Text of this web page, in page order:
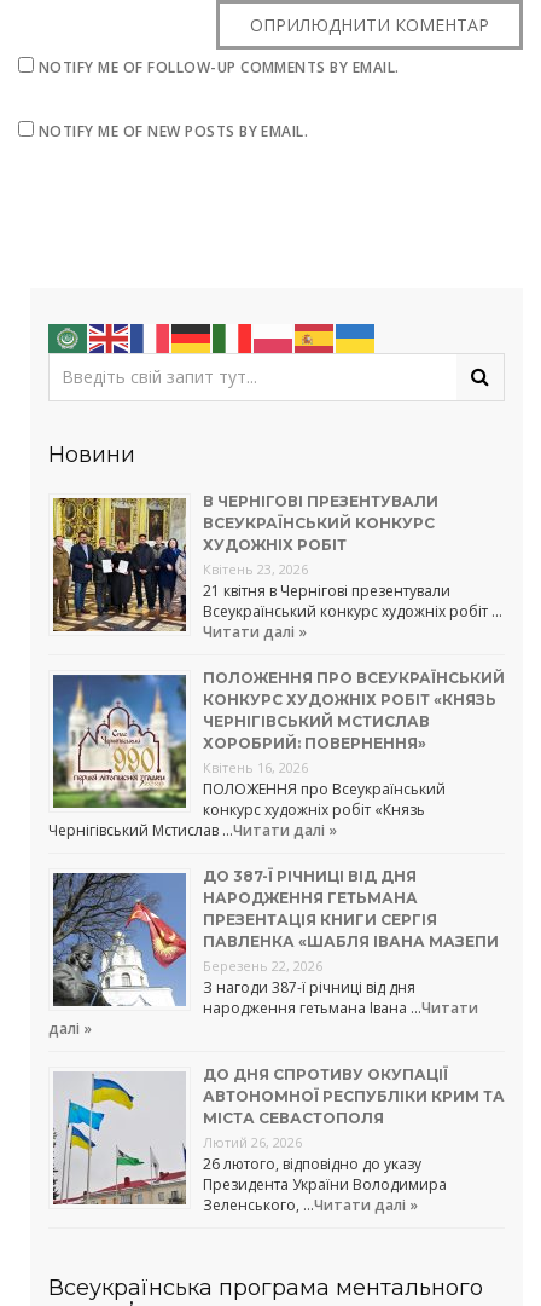
NOTIFY ME OF FOLLOW-UP COMMENTS BY EMAIL.
NOTIFY ME OF NEW POSTS BY EMAIL.
Новини
В ЧЕРНІГОВІ ПРЕЗЕНТУВАЛИ
ВСЕУКРАЇНСЬКИЙ КОНКУРС
ХУДОЖНІХ РОБІТ
Квітень 23, 2026
21 квітня в Чернігові презентували
Всеукраїнський конкурс художніх робіт …
Читати далі »
ПОЛОЖЕННЯ ПРО ВСЕУКРАЇНСЬКИЙ
КОНКУРС ХУДОЖНІХ РОБІТ «КНЯЗЬ
ЧЕРНІГІВСЬКИЙ МСТИСЛАВ
ХОРОБРИЙ: ПОВЕРНЕННЯ»
Квітень 16, 2026
ПОЛОЖЕННЯ про Всеукраїнський
конкурс художніх робіт «Князь
Чернігівський Мстислав …Читати далі »
ДО 387-Ї РІЧНИЦІ ВІД ДНЯ
НАРОДЖЕННЯ ГЕТЬМАНА
ПРЕЗЕНТАЦІЯ КНИГИ СЕРГІЯ
ПАВЛЕНКА «ШАБЛЯ ІВАНА МАЗЕПИ
Березень 22, 2026
З нагоди 387-ї річниці від дня
народження гетьмана Івана …Читати
далі »
ДО ДНЯ СПРОТИВУ ОКУПАЦІЇ
АВТОНОМНОЇ РЕСПУБЛІКИ КРИМ ТА
МІСТА СЕВАСТОПОЛЯ
Лютий 26, 2026
26 лютого, відповідно до указу
Президента України Володимира
Зеленського, …Читати далі »
Всеукраїнська програма ментального